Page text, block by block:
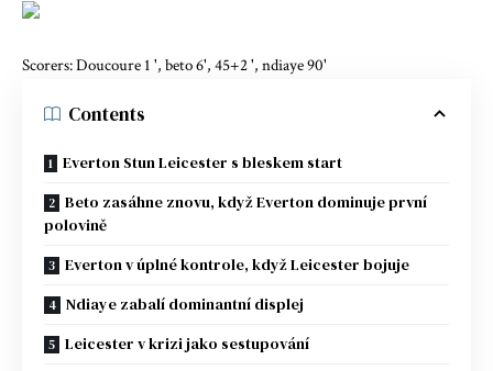
Scorers: Doucoure 1 ', beto 6', 45+2 ', ndiaye 90'
Contents
Everton Stun Leicester s bleskem start
Beto zasáhne znovu, když Everton dominuje první
polovině
Everton v úplné kontrole, když Leicester bojuje
Ndiaye zabalí dominantní displej
Leicester v krizi jako sestupování